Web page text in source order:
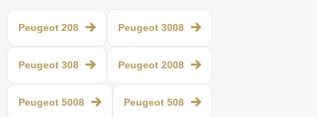
Peugeot 208 Peugeot 3008
Peugeot 308 Peugeot 2008
Peugeot 5008 Peugeot 508